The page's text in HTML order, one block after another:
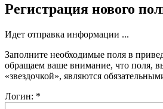
Регистрация нового
Идет отправка информации ...
Заполните необходимые поля в
обращаем ваше внимание, что поля,
«звездочкой», являются
Логин: *